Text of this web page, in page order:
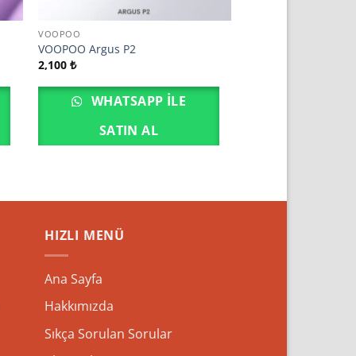
VOOPOO
VOOPOO Argus P2
2,100₺
WHATSAPP ILE
SATIN AL
HIZLI MENÜ
Ana Sayfa
Hakkımızda
Sıkça Sorulan Sorular